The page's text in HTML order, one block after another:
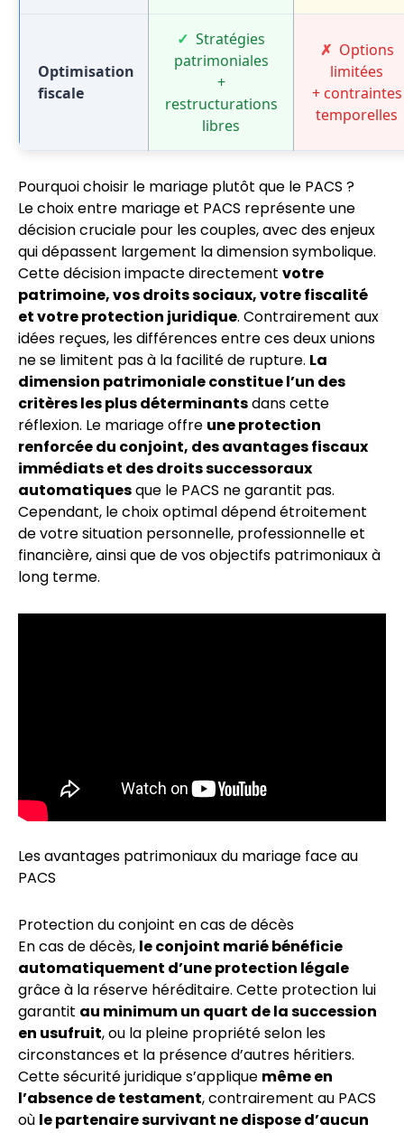
Optimisation
fiscale
Stratégies
patrimoniales
+
restructurations
libres
Options
limitées
+ contraintes
temporelles
Pourquoi choisir le mariage plutôt que le PACS ?
Le choix entre mariage et PACS représente une
décision cruciale pour les couples, avec des enjeux
qui dépassent largement la dimension symbolique.
Cette décision impacte directement votre
patrimoine, vos droits sociaux, votre fiscalité
et votre protection juridique. Contrairement aux
idées reçues, les différences entre ces deux unions
ne se limitent pas à la facilité de rupture. La
dimension patrimoniale constitue l’un des
critères les plus déterminantsdans cette
réflexion. Le mariage offre une protection
renforcée du conjoint, des avantages fiscaux
immédiats et des droits successoraux
automatiquesque le PACS ne garantit pas.
Cependant, le choix optimal dépend étroitement
de votre situation personnelle, professionnelle et
financière, ainsi que de vos objectifs patrimoniaux à
long terme.
Les avantages patrimoniaux du mariage face au
PACS
Protection du conjoint en cas de décès
En cas de décès, le conjoint marié bénéficie
automatiquement d’une protection légale
grâce à la réserve héréditaire. Cette protection lui
garantit au minimum un quart de la succession
en usufruit, ou la pleine propriété selon les
circonstances et la présence d’autres héritiers.
Cette sécurité juridique s’applique même en
l’absence de testament, contrairement au PACS
où le partenaire survivant ne dispose d’aucun